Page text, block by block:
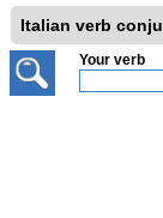
Italian verb
Your verb